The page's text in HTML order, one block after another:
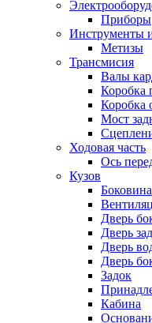
Приборы
Инструменты
Метизы
Трансмисия
Валы
Коробка
Коробка
Мост
Ходовая часть
Ось
Кузов
Боковина
Дверь
Дверь
Дверь
Дверь
Задок
Кабина